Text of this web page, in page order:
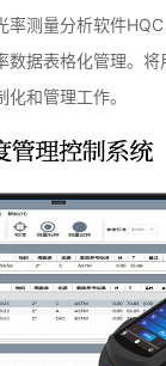
率测量分析软件
数据表格化管理。将
和管理工作。